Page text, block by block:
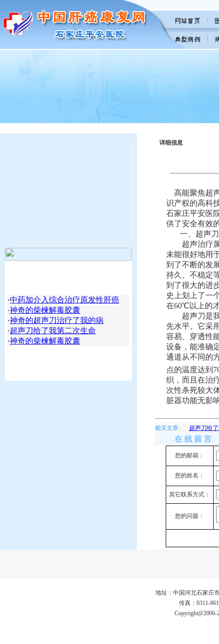
·中药加介入综合治疗原发性肝癌
·神奇的柴楝解毒胶囊
·神奇的超声刀治疗了我的病
·超声刀给了我第二次生命
·神奇的柴楝解毒胶囊
详细信息
高能聚焦超
识产权的高科
石家庄平安医
供了安全有效
一、超声刀
超声治疗属
未能很好地用
到了不断的发
持久、不稳定
到了很大的进
史上划上了一
在60℃以上的
超声刀是我
先水平。它采
容易、穿透性
设备，能准确
通道从不同的
点的温度达到
织，而且在治
次性杀死较大
脏器功能无影
相关文章: 超声刀给
在 线 留 言
您的邮箱：
您的姓名：
其它联系方式：
您的问题：
地址：中国河北石家庄
传真：0311-